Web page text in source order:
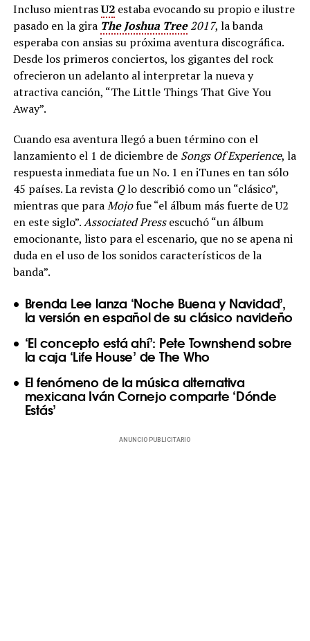
Incluso mientrasU2estaba evocando su propio e ilustre
pasado en la gira The Joshua Tree 2017, la banda
esperaba con ansias su próxima aventura discográfica.
Desde los primeros conciertos, los gigantes del rock
ofrecieron un adelanto al interpretar la nueva y
atractiva canción, “The Little Things That Give You
Away”.
Cuando esa aventura llegó a buen término con el
lanzamiento el 1 de diciembre de Songs Of Experience, la
respuesta inmediata fue un No. 1 en iTunes en tan sólo
45 países. La revista Qlo describió como un “clásico”,
mientras que paraMojofue “el álbum más fuerte de U2
en este siglo”.Associated Pressescuchó “un álbum
emocionante, listo para el escenario, que no se apena ni
duda en el uso de los sonidos característicos de la
banda”.
Brenda Lee lanza ‘Noche Buena y Navidad’,
la versión en español de su clásico navideño
‘El concepto está ahí’: Pete Townshend sobre
la caja ‘Life House’ de The Who
El fenómeno de la música alternativa
mexicana Iván Cornejo comparte ‘Dónde
Estás’
ANUNCIO PUBLICITARIO